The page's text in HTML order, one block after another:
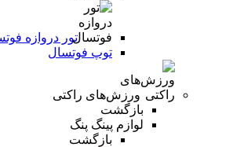
تور دروازه
توپ فوتسال
ورزش‌های راکتی
بازگشت
لوازم پینگ پنگ
بازگشت